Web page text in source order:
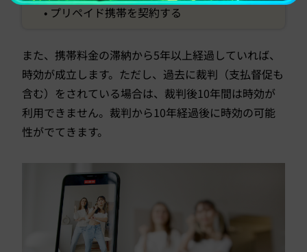
• プリペイド携帯を契約する
また、携帯料金の滞納から5年以上経過していれば、
時効が成立します。ただし、過去に裁判（支払督促も
含む）をされている場合は、裁判後10年間は時効が
利用できません。裁判から10年経過後に時効の可能
性がでてきます。